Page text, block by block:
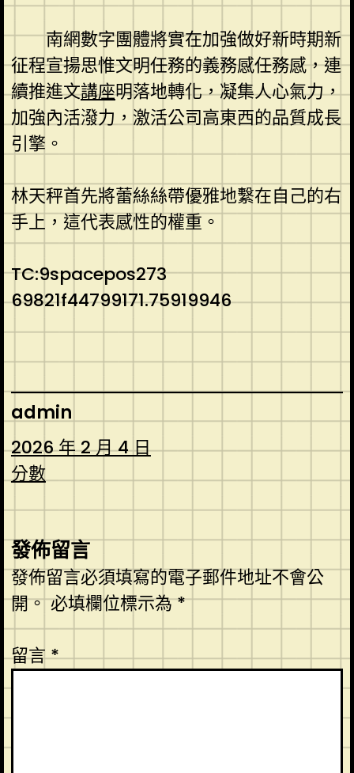
南網數字團體將實在加強做好新時期新
征程宣揚思惟文明任務的義務感任務感，連
續推進文講座明落地轉化，凝集人心氣力，
加強內活潑力，激活公司高東西的品質成長
引擎。
林天秤首先將蕾絲絲帶優雅地繫在自己的右
手上，這代表感性的權重。
TC:9spacepos273
69821f44799171.75919946
admin
2026 年 2 月 4 日
分數
發佈留言
發佈留言必須填寫的電子郵件地址不會公
開。必填欄位標示為*
留言*